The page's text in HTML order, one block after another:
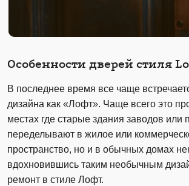
Особенности дверей стиля
В последнее время все чаще
дизайна как «Лофт». Чаще всего это
местах где старые здания заводов или
переделывают в жилое или
пространство, но и в обычных домах
вдохновившись таким необычным
ремонт в стиле Лофт.